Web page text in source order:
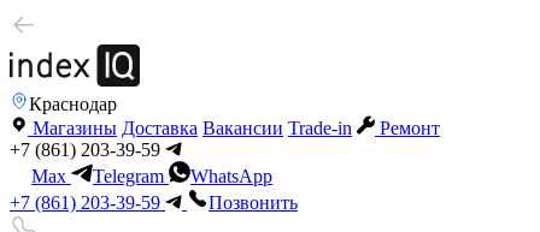
Краснодар
Магазины Доставка Вакансии Trade-in
Ремонт
+7 (861) 203-39-59
Max
Telegram
WhatsApp
+7 (861) 203-39-59
Позвонить